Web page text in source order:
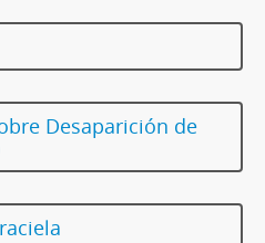
Desaparición de